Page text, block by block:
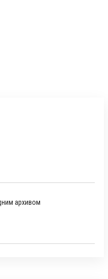
архивом